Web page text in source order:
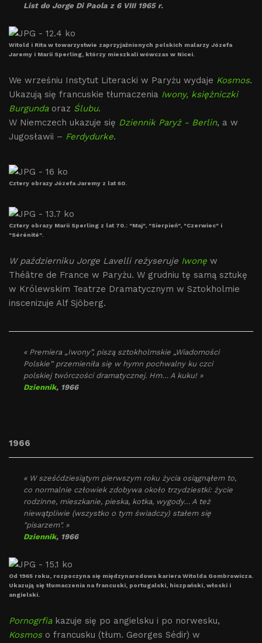
List do Jorge Di Paola z 6 VIII 1965 r.
Witold i Rita w towarzystwie zaprzyjaźnionych polskich malarzy Józefa
Jaremy i Marii Sperling, którzy mieszkali wówczas w Nicei.
We wrześniu Instytut Literacki w Paryżu wydaje Kosmos.
Ukazują się francuskie tłumaczenia Iwony, księżniczki
Burgundaoraz Ślubu.
W Niemczech ukazuje się Dziennik Paryż - Berlin, a w
Jugosławii – Ferdydurke.
Cztery obrazy Józefa Jaremy z lat 60.
Cztery obrazy Marii Sperling z lat 70.: "Maj", "Sierpień", "Czerwiec" i
"Sérénité".
W październiku Jorge Lavelli reżyseruje Iwonę w
Théâtre de France w Paryżu. W grudniu tę samą sztukę
w Królewskim Teatrze Dramatycznym w Sztokholmie
inscenizuje Alf Sjöberg.
« Premiera „Iwony”, piszą sztokholmskie „Wiadomości
Polskie” przemieniła się w hymn pochwalny ku czci
polskiej twórczości dramatycznej. Hm… A kuku! »
Dziennik, 1966
1966
« W sześćdziesiątym pierwszym roku życia osiągnąłem to,
co normalnie człowiek zdobywa około trzydziestki: życie
rodzinne, mieszkanie, pieska, kotka, wygody… A też
niewątpliwie (wszystko o tym świadczy) stałem się
"pisarzem". »
Dziennik, 1966
Od 1965 roku, rozpoczyna się międzynarodowa kariera Witolda Gombrowicza.
Ukazują się tłumaczenia na francuski, portugalski, hiszpański, włoski i
angielski.
Pornogrfiakazuje się po angielsku i po norwesku,
Kosmoso francusku (tłum. Georges Sédir) w